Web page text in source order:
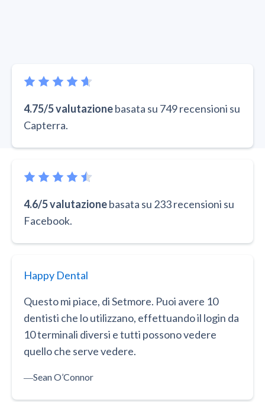
4.75/5 valutazionebasata su 749 recensioni su
Capterra.
4.6/5 valutazionebasata su 233 recensioni su
Facebook.
Happy Dental
Questo mi piace, di Setmore. Puoi avere 10
dentisti che lo utilizzano, effettuando il login da
10 terminali diversi e tutti possono vedere
quello che serve vedere.
―Sean O’Connor